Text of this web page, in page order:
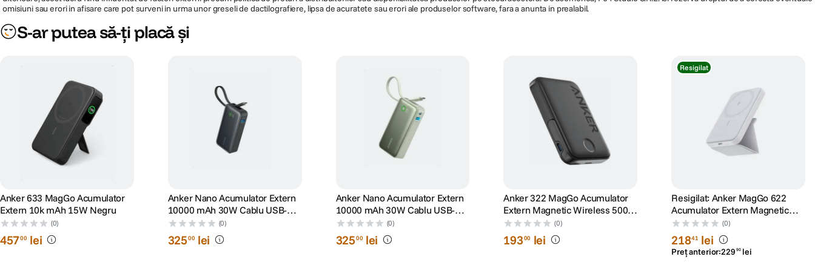
omisiuni sau erori in afisare care pot surveni in urma unor greseli de dactilografiere, lipsa de acuratete sau erori ale produselor software, fara a anunta in prealabil.
S-ar putea să-ți placă și
Anker 633 MagGo Acumulator
Extern 10k mAh 15W Negru
(0)
45700 lei
Anker Nano Acumulator Extern
10000 mAh 30W Cablu USB-C
Negru
(0)
32500 lei
Anker Nano Acumulator Extern
10000 mAh 30W Cablu USB-C
Verde
(0)
32500 lei
Anker 322 MagGo Acumulator
Extern Magnetic Wireless 5000
mAh Negru (0)
19300 lei
Resigilat
Resigilat: Anker MagGo 622
Acumulator Extern Magnetic
Wireless 5000 mAh USB-C
pentru iPhone 12/13, Alb -
RS125069311-1
(0)
21841 lei
Preț anterior:229 90 lei